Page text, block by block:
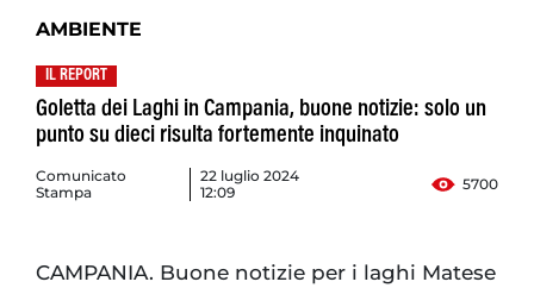
AMBIENTE
IL REPORT
Goletta dei Laghi in Campania, buone notizie: solo un
punto su dieci risulta fortemente inquinato
Comunicato
Stampa
22 luglio 2024
12:09
5700
CAMPANIA. Buone notizie per i laghi Matese